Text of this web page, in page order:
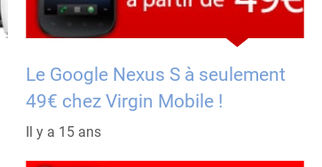
Le Google Nexus S à seulement
49€ chez Virgin Mobile !
Il y a 15 ans